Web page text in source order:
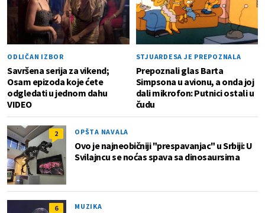
ODLIČAN IZBOR
Savršena serija za vikend;
Osam epizoda koje ćete
odgledati u jednom dahu
VIDEO
STJUARDESA JE PREPOZNALA
Prepoznali glas Barta
Simpsona u avionu, a onda joj
dali mikrofon: Putnici ostali u
čudu
2 OPŠTA NAVALA
Ovo je najneobičniji "prespavanjac" u Srbiji: U
Svilajncu se noćas spava sa dinosaursima
6 MUZIKA